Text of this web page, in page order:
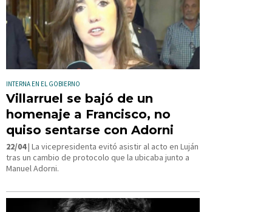
INTERNA EN EL GOBIERNO
Villarruel se bajó de un
homenaje a Francisco, no
quiso sentarse con Adorni
22/04| La vicepresidenta evitó asistir al acto en Luján
tras un cambio de protocolo que la ubicaba junto a
Manuel Adorni.